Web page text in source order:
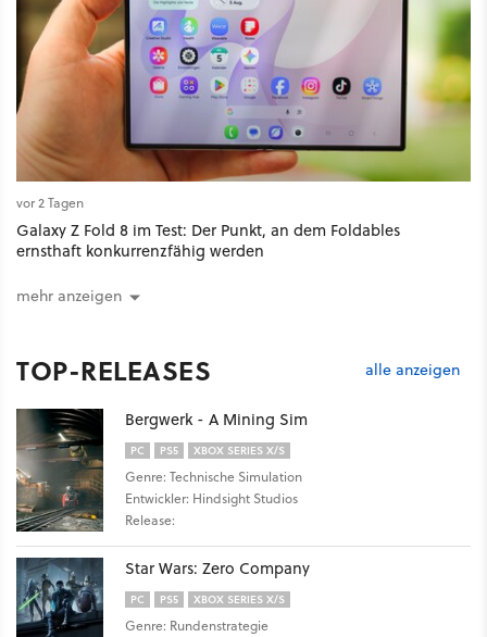
vor 2 Tagen
Galaxy Z Fold 8 im Test: Der Punkt, an dem Foldables
ernsthaft konkurrenzfähig werden
mehr anzeigen
TOP-RELEASES alle anzeigen
Bergwerk - A Mining Sim
PC PS5 XBOX SERIES X/S
Genre: Technische Simulation
Entwickler: Hindsight Studios
Release:
Star Wars: Zero Company
PC PS5 XBOX SERIES X/S
Genre: Rundenstrategie